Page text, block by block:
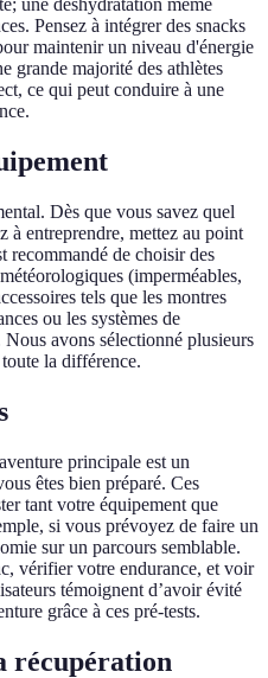
une déshydratation même
Pensez à intégrer des snacks
maintenir un niveau d'énergie
grande majorité des athlètes
ce qui peut conduire à une
Dès que vous savez quel
à entreprendre, mettez au point
recommandé de choisir des
(imperméables,
tels que les montres
ou les systèmes de
avons sélectionné plusieurs
la différence.
principale est un
êtes bien préparé. Ces
tant votre équipement que
si vous prévoyez de faire un
sur un parcours semblable.
vérifier votre endurance, et voir
témoignent d’avoir évité
grâce à ces pré-tests.
récupération